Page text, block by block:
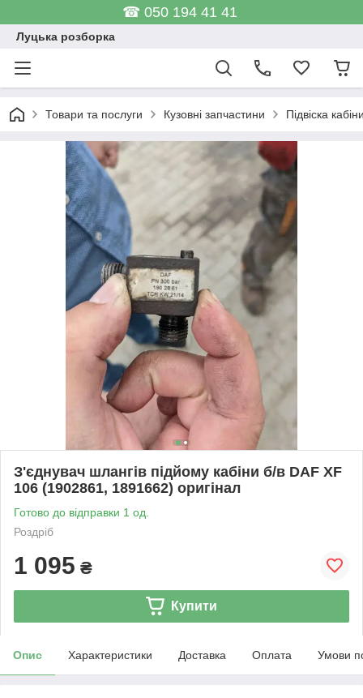
☎ 050 194 41 41
Луцька розборка
Товари та послуги Кузовні запчастини Підвіска
З'єднувач шлангів підйому кабіни б/в DAF XF
106 (1902861, 1891662) оригінал
Готово до відправки 1 од.
Роздріб
1 095 ₴
Купити
Опис Характеристики Доставка Оплата Умови